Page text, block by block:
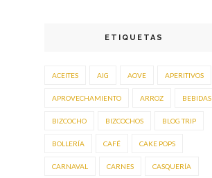
ETIQUETAS
ACEITES AIG AOVE APERITIVOS
APROVECHAMIENTO ARROZ BEBIDAS
BIZCOCHO BIZCOCHOS BLOG TRIP
BOLLERÍA CAFÉ CAKE POPS
CARNAVAL CARNES CASQUERÍA